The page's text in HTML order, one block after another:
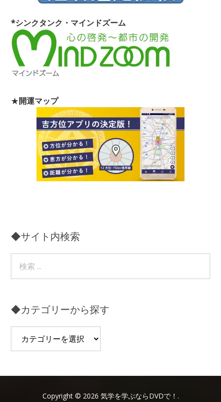
*シンクタンク・マインドズーム
★開運マップ
◆サイト内検索
◆カテゴリーから探す
Copyright © 2026 気学を学ぶならDVDで！.